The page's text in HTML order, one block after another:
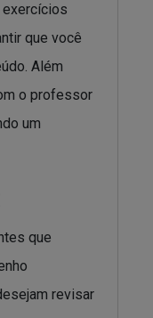
exercícios
que você
Além
o professor
um
que
revisar